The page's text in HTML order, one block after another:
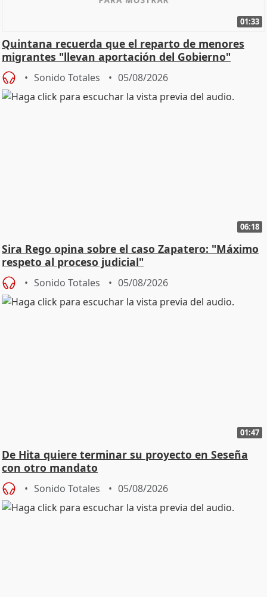
01:33
Quintana recuerda que el reparto de menores
migrantes "llevan aportación del Gobierno"
central
Sonido Totales 05/08/2026
06:18
Sira Rego opina sobre el caso Zapatero: "Máximo
respeto al proceso judicial"
Sonido Totales 05/08/2026
01:47
De Hita quiere terminar su proyecto en Seseña
con otro mandato
Sonido Totales 05/08/2026